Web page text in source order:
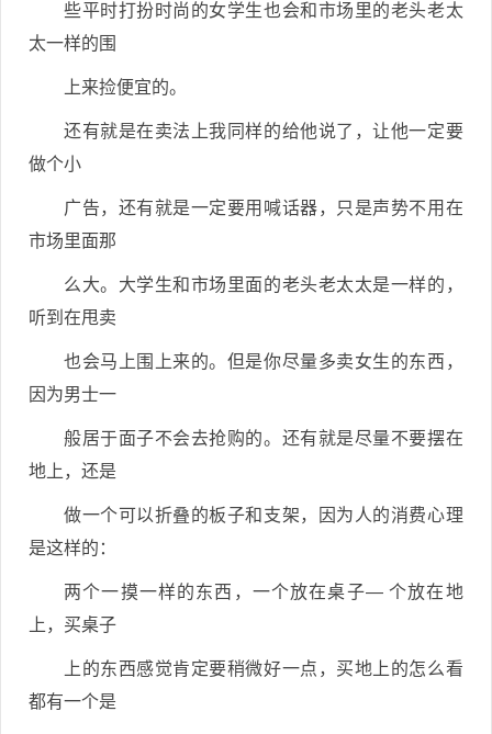
些平时打扮时尚的女学生也会和市场里的老头老太
太一样的围
上来捡便宜的。
还有就是在卖法上我同样的给他说了，让他一定要
做个小
广告，还有就是一定要用喊话器，只是声势不用在
市场里面那
么大。大学生和市场里面的老头老太太是一样的，
听到在甩卖
也会马上围上来的。但是你尽量多卖女生的东西，
因为男士一
般居于面子不会去抢购的。还有就是尽量不要摆在
地上，还是
做一个可以折叠的板子和支架，因为人的消费心理
是这样的：
两个一摸一样的东西，一个放在桌子— 个放在地
上，买桌子
上的东西感觉肯定要稍微好一点，买地上的怎么看
都有一个是